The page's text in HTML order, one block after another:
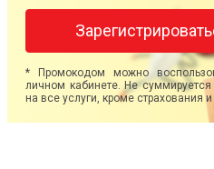
* Промокодом можно
личном кабинете. Не
на все услуги, кроме страхования